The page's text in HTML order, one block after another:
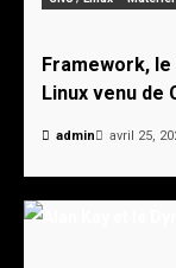
Framework,
Linux venu de
admin avril 25,